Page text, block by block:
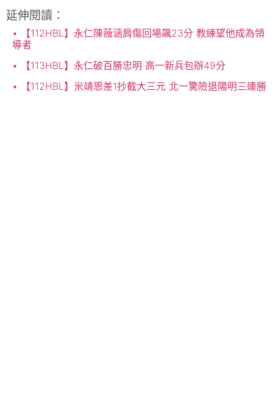
延伸閱讀：
【112HBL】永仁陳薇涵肩傷回場飆23分 教練望他成為領
導者
【113HBL】永仁破百勝忠明 高一新兵包辦49分
【112HBL】米靖恩差1抄截大三元 北一驚險退陽明三連勝